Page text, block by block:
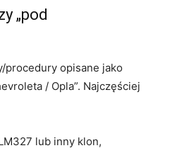
„pod
procedury opisane jako
/ Opla”. Najczęściej
lub inny klon,